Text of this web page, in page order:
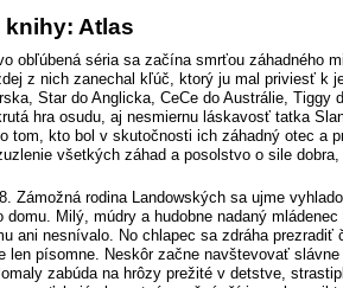
knihy: Atlas
obľúbená séria sa začína smrťou záhadného
z nich zanechal kľúč, ktorý ju mal priviesť k
Star do Anglicka, CeCe do Austrálie,
hra osudu, aj nesmiernu láskavosť tatka
tom, kto bol v skutočnosti ich záhadný otec a
všetkých záhad a posolstvo o sile
Zámožná rodina Landowských sa ujme
domu. Milý, múdry a hudobne nadaný
ani nesnívalo. No chlapec sa zdráha
len písomne. Neskôr začne navštevovať
zabúda na hrôzy prežité v detstve,